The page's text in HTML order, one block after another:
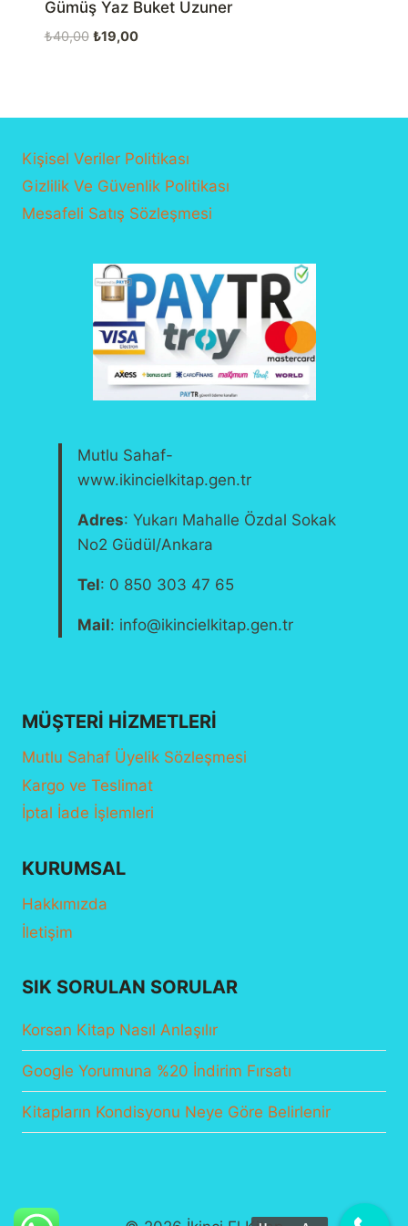
Gümüş Yaz Buket Uzuner
₺40,00 Orijinal
₺19,00Şu
Kişisel Veriler Politikası
Gizlilik Ve Güvenlik Politikası
Mesafeli Satış Sözleşmesi
Mutlu Sahaf-
www.ikincielkitap.gen.tr
Adres: Yukarı Mahalle Özdal Sokak
No2 Güdül/Ankara
Tel: 0 850 303 47 65
Mail: info@ikincielkitap.gen.tr
MÜŞTERI HIZMETLERI
Mutlu Sahaf Üyelik Sözleşmesi
Kargo ve Teslimat
İptal İade İşlemleri
KURUMSAL
Hakkımızda
İletişim
SIK SORULAN SORULAR
Korsan Kitap Nasıl Anlaşılır
Google Yorumuna %20 İndirim Fırsatı
Kitapların Kondisyonu Neye Göre Belirlenir